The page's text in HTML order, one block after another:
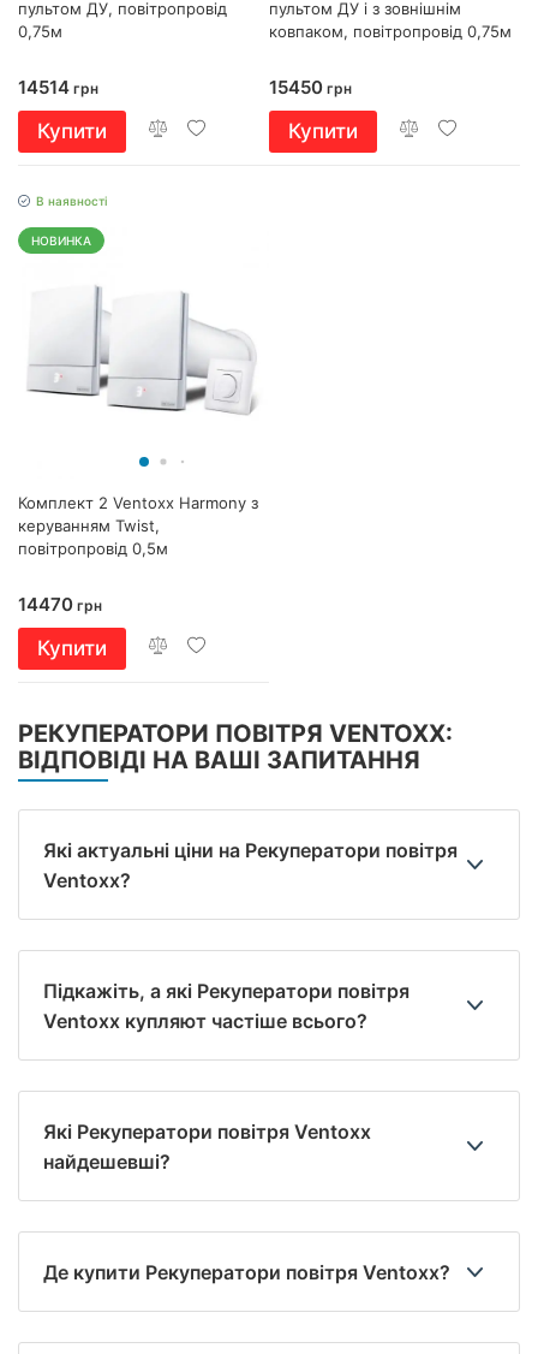
пультом ДУ, повітропровід
0,75м
14514 грн
Купити
пультом ДУ і з зовнішнім
ковпаком, повітропровід 0,75м
15450 грн
Купити
В наявності
НОВИНКА
Комплект 2 Ventoxx Harmony з
керуванням Twist,
повітропровід 0,5м
14470 грн
Купити
РЕКУПЕРАТОРИ ПОВІТРЯ VENTOXX:
ВІДПОВІДІ НА ВАШІ ЗАПИТАННЯ
Які актуальні ціни на Рекуператори повітря
Ventoxx?
Підкажіть, а які Рекуператори повітря
Ventoxx купляют частіше всього?
Які Рекуператори повітря Ventoxx
найдешевші?
Де купити Рекуператори повітря Ventoxx?